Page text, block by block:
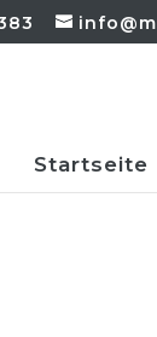
Startseite